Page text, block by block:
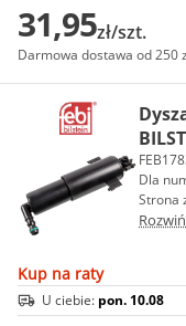
31,95zł/szt.
Darmowa dostawa od 250
Dla
Strona
Kup na raty
U ciebie: pon. 10.08